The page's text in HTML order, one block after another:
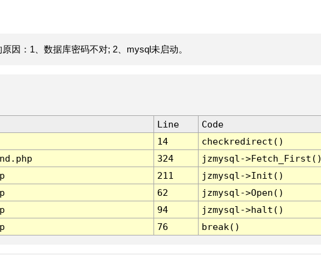
因：1、数据库密码不对; 2、mysql未启动。
Line
Code
14
checkredirect()
324
jzmysql-
211
jzmysql->Init()
62
jzmysql->Open()
94
jzmysql->halt()
76 break()